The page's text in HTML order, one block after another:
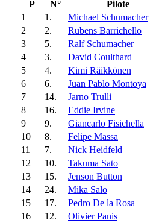
P N° Pilote
1
1. Michael Schumacher
2
2. Rubens Barrichello
3
5. Ralf Schumacher
4
3. David Coulthard
5
4. Kimi Räikkönen
6
6. Juan Pablo Montoya
7
14. Jarno Trulli
8
16. Eddie Irvine
9
9. Giancarlo Fisichella
10
8. Felipe Massa
11
7. Nick Heidfeld
12
10. Takuma Sato
13
15. Jenson Button
14
24. Mika Salo
15
17. Pedro De la Rosa
16
12. Olivier Panis